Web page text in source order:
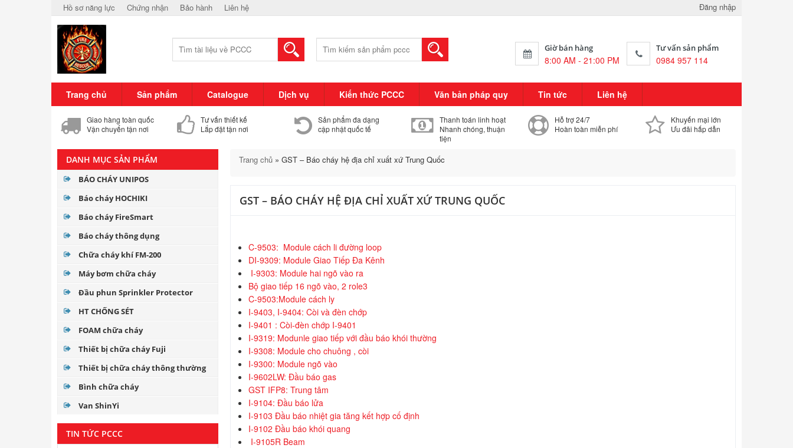
Hồ sơ năng lực Chứng nhận Bảo hành Liên hệ Đăng nhập
kiếm:
Giờ bán hàng
8:00 AM - 21:00 PM
Tư vấn sản phẩm
0984 957 114
Trang chủ Sản phẩm Catalogue Dịch vụ Kiến thức PCCC Văn bản pháp quy Tin tức Liên hệ
Giao hàng toàn quốc
Vận chuyển tận nơi
Tư vấn thiết kế
Lắp đặt tận nơi
Sản phẩm đa dạng
cập nhật quốc tế
Thanh toán linh hoạt
Nhanh chóng, thuận
tiện
Hỗ trợ 24/7
Hoàn toàn miễn phí
Khuyến mại lớn
Ưu đãi hấp dẫn
DANH MỤC SẢN PHẨM
BÁO CHÁY UNIPOS
Báo cháy HOCHIKI
Báo cháy FireSmart
Báo cháy thông dụng
Chữa cháy khí FM-200
Máy bơm chữa cháy
Đầu phun Sprinkler Protector
HT CHỐNG SÉT
FOAM chữa cháy
Thiết bị chữa cháy Fuji
Thiết bị chữa cháy thông thường
Bình chữa cháy
Van ShinYi
TIN TỨC PCCC
Trang chủ» GST – Báo cháy hệ địa chỉ xuất xứ Trung Quốc
GST – BÁO CHÁY HỆ ĐỊA CHỈ XUẤT XỨ TRUNG QUỐC
C-9503: Module cách li đường loop
DI-9309: Module Giao Tiếp Đa Kênh
I-9303: Module hai ngõ vào ra
Bộ giao tiếp 16 ngõ vào, 2 role3
C-9503:Module cách ly
I-9403, I-9404: Còi và đèn chớp
I-9401 : Còi-đèn chớp I-9401
I-9319: Modunle giao tiếp với đầu báo khói thường
I-9308: Module cho chuông , còi
I-9300: Module ngõ vào
I-9602LW: Đầu báo gas
GST IFP8: Trung tâm
I-9104: Đầu báo lửa
I-9103 Đầu báo nhiệt gia tăng kết hợp cố định
I-9102 Đầu báo khói quang
I-9105R Beam